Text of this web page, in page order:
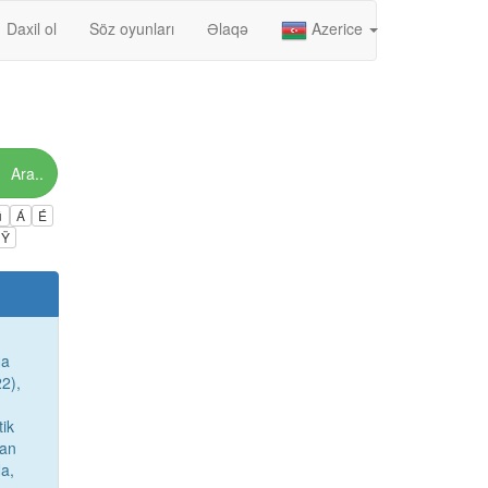
Daxil ol Söz oyunları Əlaqə Azerice
Ara..
Á
É
Ÿ